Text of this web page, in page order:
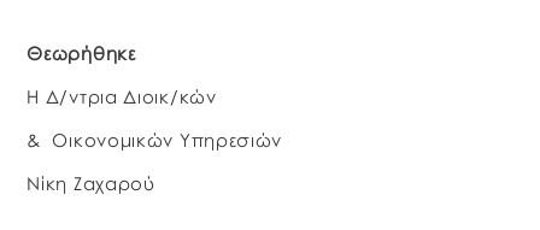
Θεωρήθηκε
Η Δ/ντρια Διοικ/κών
& Οικονομικών Υπηρεσιών
Νίκη Ζαχαρού